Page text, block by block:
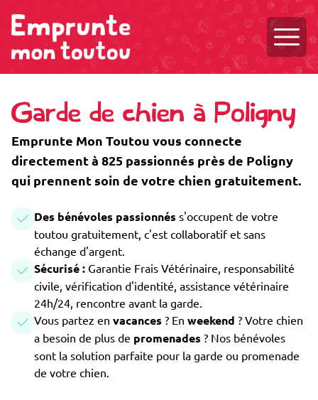
Garde de chien à Poligny
Emprunte Mon Toutou vous connecte
directement à 825 passionnés près de Poligny
qui prennent soin de votre chien gratuitement.
Des bénévoles passionnés s'occupent de votre
toutou gratuitement, c'est collaboratif et sans
échange d'argent.
Sécurisé : Garantie Frais Vétérinaire, responsabilité
civile, vérification d'identité, assistance vétérinaire
24h/24, rencontre avant la garde.
Vous partez en vacances ? En weekend ? Votre chien
a besoin de plus de promenades ? Nos bénévoles
sont la solution parfaite pour la garde ou promenade
de votre chien.